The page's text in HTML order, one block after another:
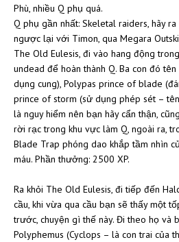
Phù, nhiều Q phụ quá.
Q phụ gần nhất: Skeletal raiders, hãy
ngược lại với Timon, qua Megara
The Old Eulesis, đi vào hang động
undead để hoàn thành Q. Ba con đó
dụng cung), Polypas prince of blade
prince of storm (sử dụng phép sét – tên
là nguy hiểm nên bạn hãy cẩn thận,
rời rạc trong khu vực làm Q, ngoài ra,
Blade Trap phóng dao khắp tầm nhìn
máu. Phần thưởng: 2500 XP.
Ra khỏi The Old Eulesis, đi tiếp đến
cầu, khi vừa qua cầu bạn sẽ thấy một
trước, chuyện gì thế này. Đi theo họ và
Polyphemus (Cyclops – là con trai của